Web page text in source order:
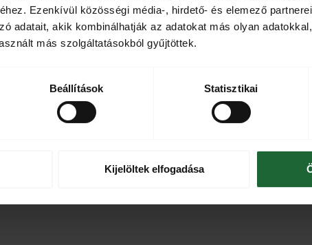
Ezenkívül közösségi média-, hirdető- és elemező
adatait, akik kombinálhatják az adatokat más olyan
más szolgáltatásokból gyűjtöttek.
Beállítások Statisztikai
Kijelöltek elfogadása
bab recept Carolina
chilivel ízesítve
Mézes Sriracha chilis
csirkeszárny
tekert sült csirkecomb,
Lecsós szelet recept Csak